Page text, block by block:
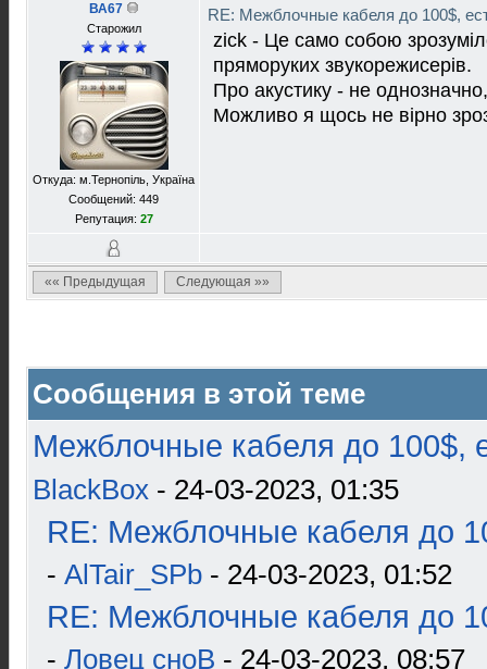
ВА67
Старожил
Откуда: м.Тернопіль, Україна
Сообщений: 449
Репутация: 27
RE: Межблочные кабеля до 100$,
zick - Це само собою
пряморуких звукорежисерів.
Про акустику - не
Можливо я щось не вірно
«« Предыдущая Следующая »»
Сообщения в этой теме
Межблочные кабеля до 100$,
BlackBox - 24-03-2023, 01:35
RE: Межблочные кабеля до
- AlTair_SPb - 24-03-2023, 01:52
RE: Межблочные кабеля до
- Ловец сноВ - 24-03-2023, 08:57